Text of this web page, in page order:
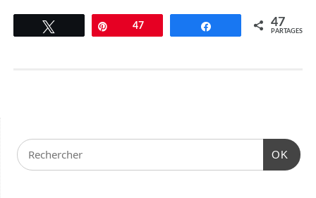
Tweetez Épingle
47 Partagez 47
PARTAGES
OK